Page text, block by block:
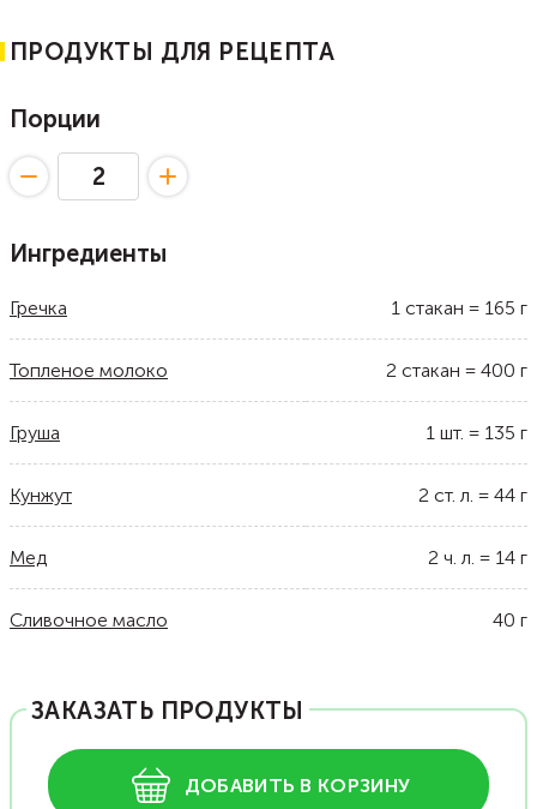
ПРОДУКТЫ ДЛЯ РЕЦЕПТА
Порции
Ингредиенты
Гречка 1 стакан = 165 г
Топленое молоко 2 стакан = 400 г
Груша 1 шт. = 135 г
Кунжут 2 ст. л. = 44 г
Мед 2 ч. л. = 14 г
Сливочное масло 40 г
ЗАКАЗАТЬ ПРОДУКТЫ
ДОБАВИТЬ В КОРЗИНУ